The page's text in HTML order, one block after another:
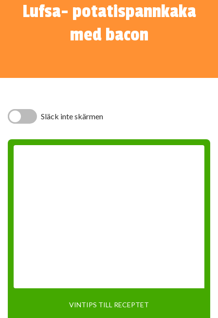
Lufsa- potatispannkaka
med bacon
Släck inte skärmen
VINTIPS TILL RECEPTET